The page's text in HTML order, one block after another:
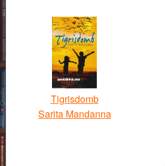
Tigrisdomb
Sarita Mandanna